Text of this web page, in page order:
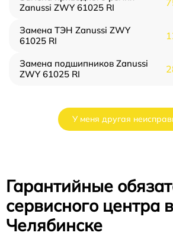
Zanussi ZWY 61025 RI
Замена ТЭН Zanussi ZWY
61025 RI
Замена подшипников Zanussi
ZWY 61025 RI
У меня другая
Гарантийные
сервисного центра в
Челябинске